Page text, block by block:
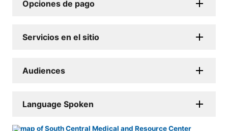
Opciones de pago
Servicios en el sitio
Audiences
Language Spoken